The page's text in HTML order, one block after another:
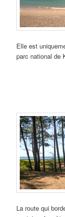
Elle est
parc national de
La route qui